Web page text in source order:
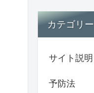
カテゴリー
サイト説明
予防法